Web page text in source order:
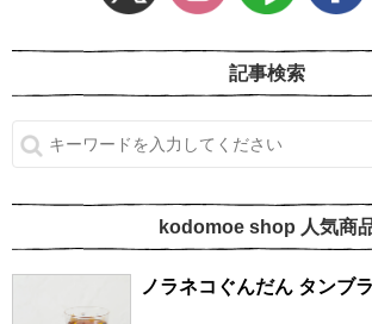
記事検索
kodomoe shop 人気商